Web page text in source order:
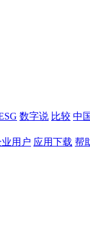
数字说 比较 中
用户 应用下载 帮